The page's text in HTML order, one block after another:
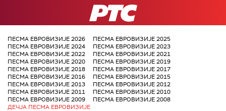
РТС
ПЕСМА ЕВРОВИЗИЈЕ 2026
ПЕСМА ЕВРОВИЗИЈЕ 2025
ПЕСМА ЕВРОВИЗИЈЕ 2024
ПЕСМА ЕВРОВИЗИЈЕ 2023
ПЕСМА ЕВРОВИЗИЈЕ 2022
ПЕСМА ЕВРОВИЗИЈЕ 2021
ПЕСМА ЕВРОВИЗИЈЕ 2020
ПЕСМА ЕВРОВИЗИЈЕ 2019
ПЕСМА ЕВРОВИЗИЈЕ 2018
ПЕСМА ЕВРОВИЗИЈЕ 2017
ПЕСМА ЕВРОВИЗИЈЕ 2016
ПЕСМА ЕВРОВИЗИЈЕ 2015
ПЕСМА ЕВРОВИЗИЈЕ 2013
ПЕСМА ЕВРОВИЗИЈЕ 2012
ПЕСМА ЕВРОВИЗИЈЕ 2011
ПЕСМА ЕВРОВИЗИЈЕ 2010
ПЕСМА ЕВРОВИЗИЈЕ 2009
ПЕСМА ЕВРОВИЗИЈЕ 2008
ДЕЧЈА ПЕСМА ЕВРОВИЗИЈЕ